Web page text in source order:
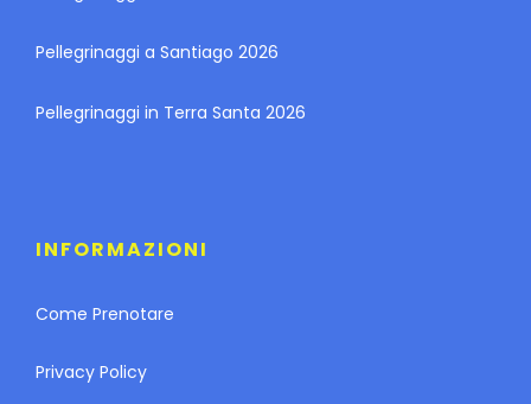
Pellegrinaggi a Santiago 2026
Pellegrinaggi in Terra Santa 2026
INFORMAZIONI
Come Prenotare
Privacy Policy